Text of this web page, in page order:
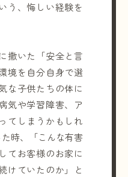
う、悔しい経験を
撒いた「安全と言
境を自分自身で選
な子供たちの体に
気や学習障害、ア
てしまうかもしれ
時、「こんな有害
てお客様のお家に
けていたのか」と